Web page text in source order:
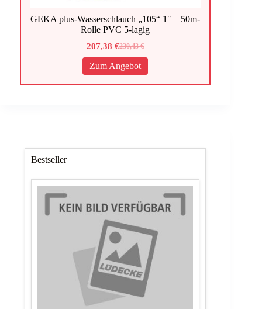
GEKA plus-Wasserschlauch „105“ 1″ – 50m-
Rolle PVC 5-lagig
230,43€
Ursprünglicher
Preis
war:
230,43 €
207,38€
Aktueller
Preis
ist:
207,38 €.
Zum Angebot
Bestseller